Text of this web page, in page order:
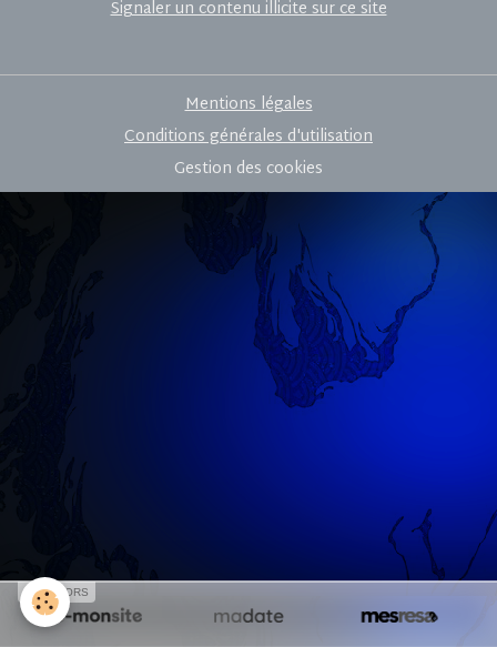
Signaler un contenu illicite sur ce site
Mentions légales
Conditions générales d'utilisation
Gestion des cookies
SPONSORS